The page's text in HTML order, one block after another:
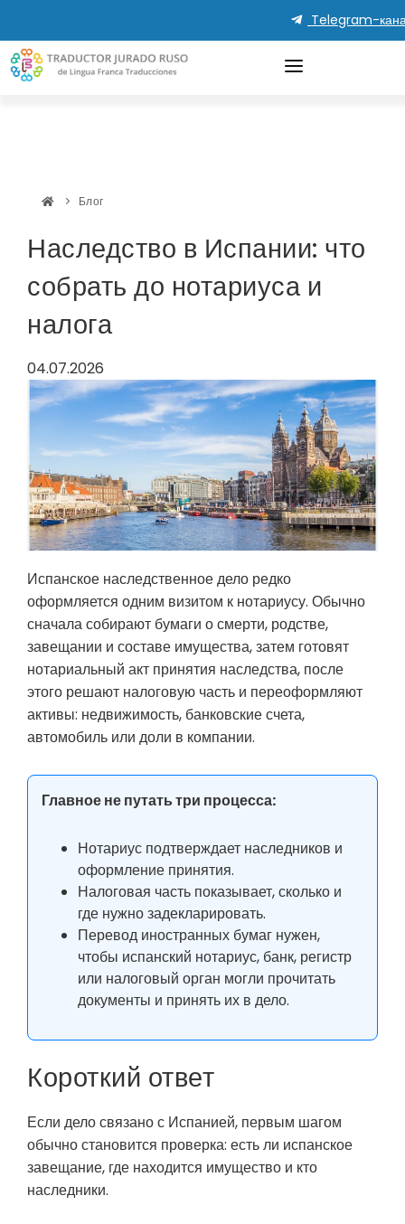
Telegram-
Блог
Наследство в Испании: что
собрать до нотариуса и
налога
04.07.2026
Испанское наследственное дело редко
оформляется одним визитом к нотариусу. Обычно
сначала собирают бумаги о смерти, родстве,
завещании и составе имущества, затем готовят
нотариальный акт принятия наследства, после
этого решают налоговую часть и переоформляют
активы: недвижимость, банковские счета,
автомобиль или доли в компании.
Главное не путать три процесса:
Нотариус подтверждает наследников и
оформление принятия.
Налоговая часть показывает, сколько и
где нужно задекларировать.
Перевод иностранных бумаг нужен,
чтобы испанский нотариус, банк, регистр
или налоговый орган могли прочитать
документы и принять их в дело.
Короткий ответ
Если дело связано с Испанией, первым шагом
обычно становится проверка: есть ли испанское
завещание, где находится имущество и кто
наследники.